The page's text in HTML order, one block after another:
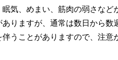
気、めまい、筋肉の弱さなど
りますが、通常は数日から数
うことがありますので、注意